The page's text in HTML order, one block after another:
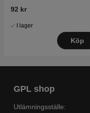
92 kr
I lager
Köp
GPL shop
Utlämningsställe: